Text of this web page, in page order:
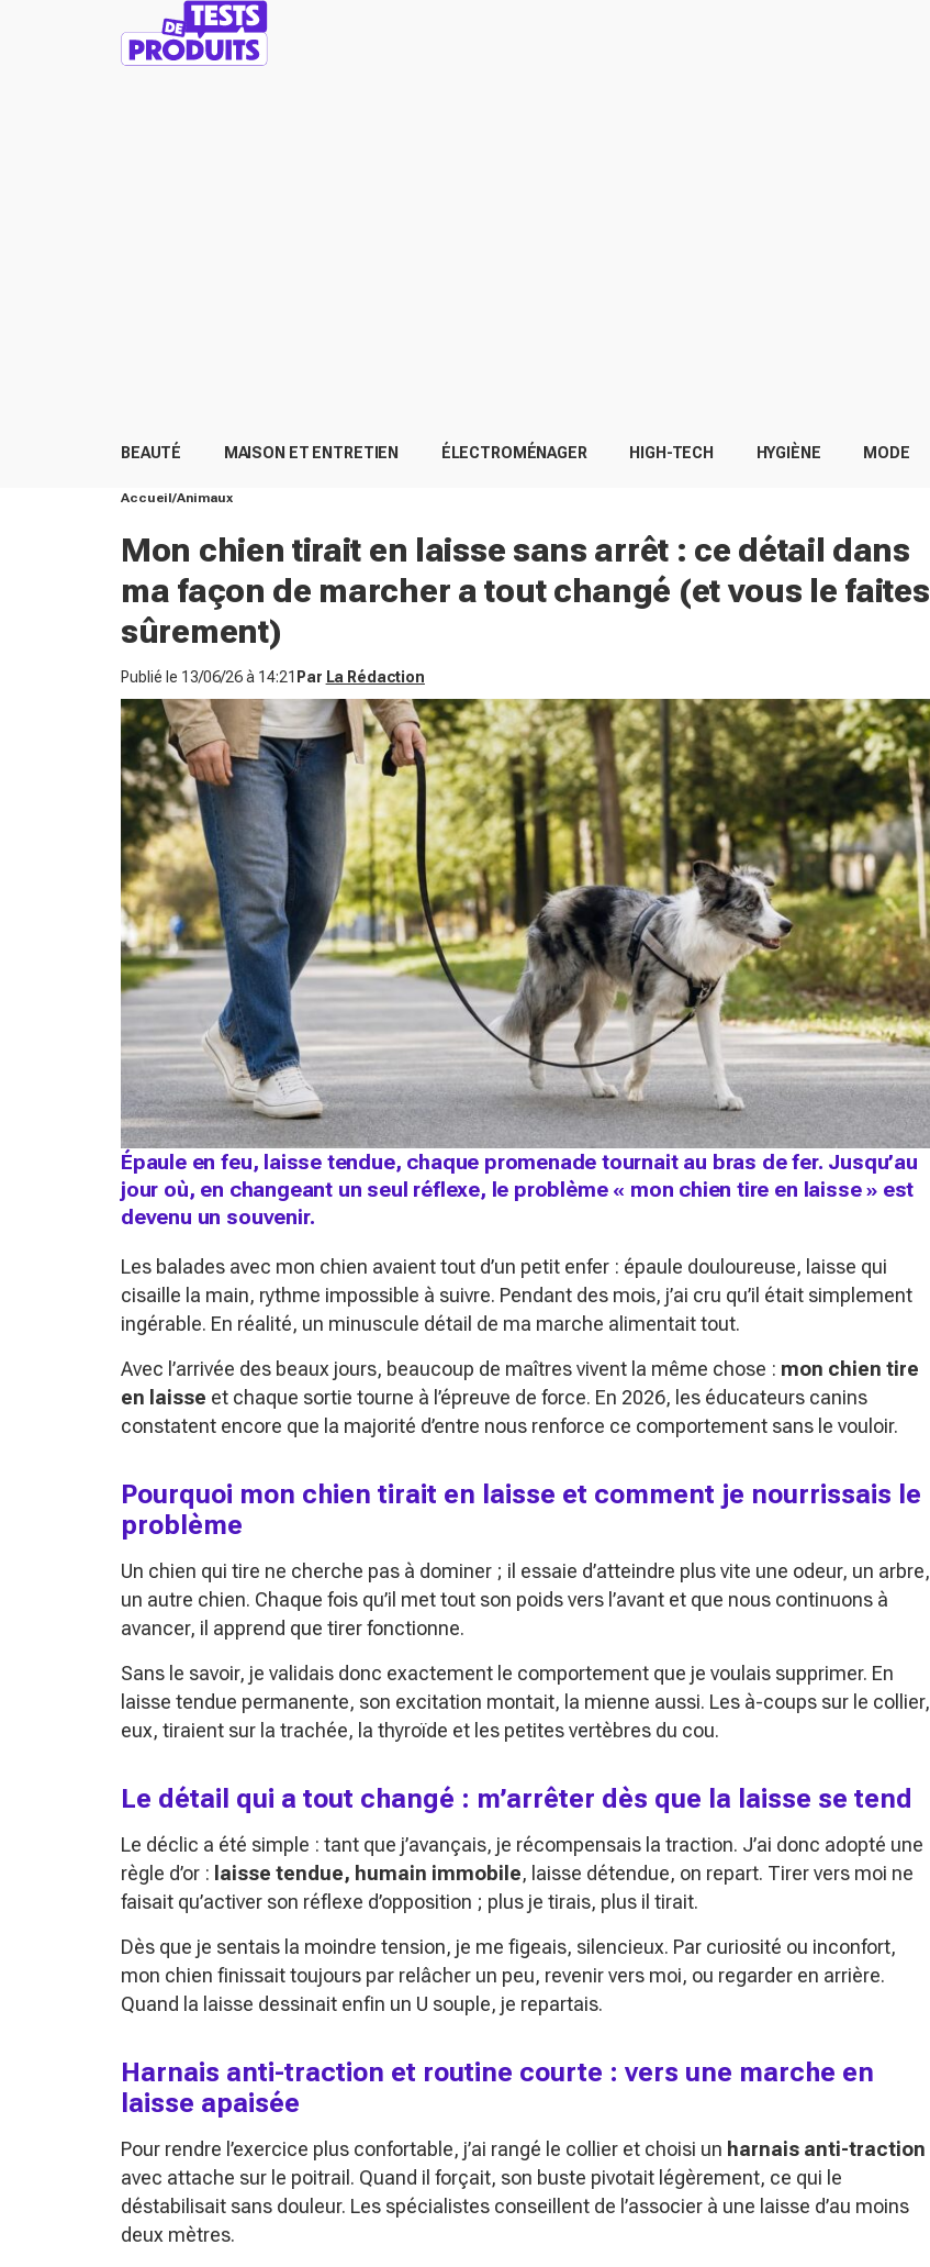
BEAUTÉ MAISON ET ENTRETIEN ÉLECTROMÉNAGER HIGH-TECH HYGIÈNE MODE
Accueil Animaux
Mon chien tirait en laisse sans arrêt : ce détail dans
ma façon de marcher a tout changé (et vous le faites
sûrement)
Publié le 13/06/26 à 14:21 Par La Rédaction
Épaule en feu, laisse tendue, chaque promenade tournait au bras de fer. Jusqu’au
jour où, en changeant un seul réflexe, le problème « mon chien tire en laisse » est
devenu un souvenir.
Les balades avec mon chien avaient tout d’un petit enfer : épaule douloureuse, laisse qui
cisaille la main, rythme impossible à suivre. Pendant des mois, j’ai cru qu’il était simplement
ingérable. En réalité, un minuscule détail de ma marche alimentait tout.
Avec l’arrivée des beaux jours, beaucoup de maîtres vivent la même chose : mon chien tire
en laisse et chaque sortie tourne à l’épreuve de force. En 2026, les éducateurs canins
constatent encore que la majorité d’entre nous renforce ce comportement sans le vouloir.
Pourquoi mon chien tirait en laisse et comment je nourrissais le
problème
Un chien qui tire ne cherche pas à dominer ; il essaie d’atteindre plus vite une odeur, un arbre,
un autre chien. Chaque fois qu’il met tout son poids vers l’avant et que nous continuons à
avancer, il apprend que tirer fonctionne.
Sans le savoir, je validais donc exactement le comportement que je voulais supprimer. En
laisse tendue permanente, son excitation montait, la mienne aussi. Les à-coups sur le collier,
eux, tiraient sur la trachée, la thyroïde et les petites vertèbres du cou.
Le détail qui a tout changé : m’arrêter dès que la laisse se tend
Le déclic a été simple : tant que j’avançais, je récompensais la traction. J’ai donc adopté une
règle d’or : laisse tendue, humain immobile, laisse détendue, on repart. Tirer vers moi ne
faisait qu’activer son réflexe d’opposition ; plus je tirais, plus il tirait.
Dès que je sentais la moindre tension, je me figeais, silencieux. Par curiosité ou inconfort,
mon chien finissait toujours par relâcher un peu, revenir vers moi, ou regarder en arrière.
Quand la laisse dessinait enfin un U souple, je repartais.
Harnais anti-traction et routine courte : vers une marche en
laisse apaisée
Pour rendre l’exercice plus confortable, j’ai rangé le collier et choisi un harnais anti-traction
avec attache sur le poitrail. Quand il forçait, son buste pivotait légèrement, ce qui le
déstabilisait sans douleur. Les spécialistes conseillent de l’associer à une laisse d’au moins
deux mètres.